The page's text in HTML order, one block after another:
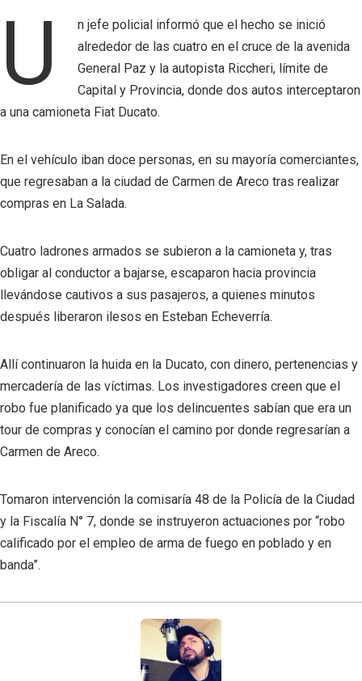
U
n jefe policial informó que el hecho se inició
alrededor de las cuatro en el cruce de la avenida
General Paz y la autopista Riccheri, límite de
Capital y Provincia, donde dos autos interceptaron
a una camioneta Fiat Ducato.
En el vehículo iban doce personas, en su mayoría comerciantes,
que regresaban a la ciudad de Carmen de Areco tras realizar
compras en La Salada.
Cuatro ladrones armados se subieron a la camioneta y, tras
obligar al conductor a bajarse, escaparon hacia provincia
llevándose cautivos a sus pasajeros, a quienes minutos
después liberaron ilesos en Esteban Echeverría.
Allí continuaron la huida en la Ducato, con dinero, pertenencias y
mercadería de las víctimas. Los investigadores creen que el
robo fue planificado ya que los delincuentes sabían que era un
tour de compras y conocían el camino por donde regresarían a
Carmen de Areco.
Tomaron intervención la comisaría 48 de la Policía de la Ciudad
y la Fiscalía N° 7, donde se instruyeron actuaciones por “robo
calificado por el empleo de arma de fuego en poblado y en
banda”.